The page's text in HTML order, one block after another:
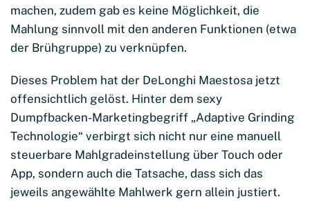
machen, zudem gab es keine Möglichkeit, die
Mahlung sinnvoll mit den anderen Funktionen (etwa
der Brühgruppe) zu verknüpfen.
Dieses Problem hat der DeLonghi Maestosa jetzt
offensichtlich gelöst. Hinter dem sexy
Dumpfbacken-Marketingbegriff „Adaptive Grinding
Technologie“ verbirgt sich nicht nur eine manuell
steuerbare Mahlgradeinstellung über Touch oder
App, sondern auch die Tatsache, dass sich das
jeweils angewählte Mahlwerk gern allein justiert.